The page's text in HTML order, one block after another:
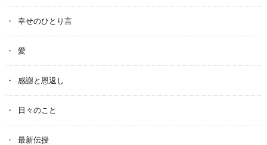
幸せのひとり言
愛
感謝と恩返し
日々のこと
最新伝授